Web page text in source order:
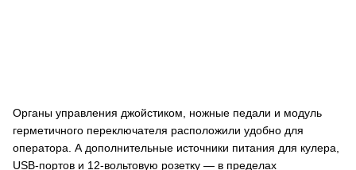
Органы управления джойстиком, ножные педали и модуль
герметичного переключателя расположили удобно для
оператора. А дополнительные источники питания для кулера,
USB-портов и 12-вольтовую розетку — в пределах